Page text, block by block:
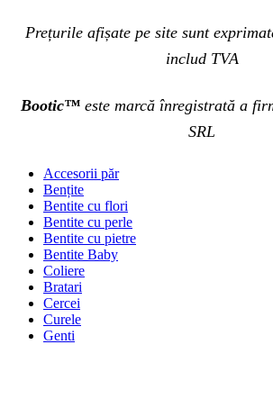
Prețurile afișate pe site sunt
includ TVA
Bootic™ este marcă înregistrată a
SRL
Accesorii păr
Bențite
Bentite cu flori
Bentite cu perle
Bentite cu pietre
Bentite Baby
Coliere
Bratari
Cercei
Curele
Genti